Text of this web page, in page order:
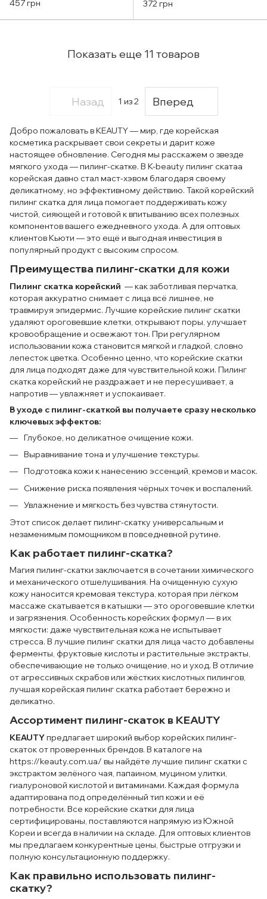
457 грн 372 грн
Показать еще 11 товаров
Назад 1 из 2 Вперед
Добро пожаловать в KEAUTY — мир, где корейская
косметика раскрывает свои секреты и дарит коже
настоящее обновление. Сегодня мы расскажем о звезде
мягкого ухода — пилинг-скатке. В K-beauty пилинг скатаа
корейская давно стал маст-хэвом благодаря своему
деликатному, но эффективному действию. Такой корейский
пилинг скатка для лица помогает поддерживать кожу
чистой, сияющей и готовой к впитыванию всех полезных
компонентов вашего ежедневного ухода. А для оптовых
клиентов Кьюти — это ещё и выгодная инвестиция в
популярный продукт с высоким спросом.
Преимущества пилинг-скатки для кожи
Пилинг скатка корейский — как заботливая перчатка,
которая аккуратно снимает с лица всё лишнее, не
травмируя эпидермис. Лучшие корейские пилинг скатки
удаляют ороговевшие клетки, открывают поры, улучшает
кровообращение и освежают тон. При регулярном
использовании кожа становится мягкой и гладкой, словно
лепесток цветка. Особенно ценно, что корейские скатки
для лица подходят даже для чувствительной кожи. Пилинг
скатка корейский не раздражает и не пересушивает, а
напротив — увлажняет и успокаивает.
В уходе с пилинг-скаткой вы получаете сразу несколько
ключевых эффектов:
Глубокое, но деликатное очищение кожи.
Выравнивание тона и улучшение текстуры.
Подготовка кожи к нанесению эссенций, кремов и масок.
Снижение риска появления чёрных точек и воспалений.
Увлажнение и мягкость без чувства стянутости.
Этот список делает пилинг-скатку универсальным и
незаменимым помощником в повседневной рутине.
Как работает пилинг-скатка?
Магия пилинг-скатки заключается в сочетании химического
и механического отшелушивания. На очищенную сухую
кожу наносится кремовая текстура, которая при лёгком
массаже скатывается в катышки — это ороговевшие клетки
и загрязнения. Особенность корейских формул — в их
мягкости: даже чувствительная кожа не испытывает
стресса. В лучшие пилинг скатки для лица часто добавлены
ферменты, фруктовые кислоты и растительные экстракты,
обеспечивающие не только очищение, но и уход. В отличие
от агрессивных скрабов или жёстких кислотных пилингов,
лучшая корейская пилинг скатка работает бережно и
деликатно.
Ассортимент пилинг-скаток в KEAUTY
KEAUTYпредлагает широкий выбор корейских пилинг-
скаток от проверенных брендов. В каталоге на
https://keauty.com.ua/ вы найдёте лучшие пилинг скатки с
экстрактом зелёного чая, папаином, муцином улитки,
гиалуроновой кислотой и витаминами. Каждая формула
адаптирована под определённый тип кожи и её
потребности. Все корейские скатки для лица
сертифицированы, поставляются напрямую из Южной
Кореи и всегда в наличии на складе. Для оптовых клиентов
мы предлагаем конкурентные цены, быстрые отгрузки и
полную консультационную поддержку.
Как правильно использовать пилинг-
скатку?